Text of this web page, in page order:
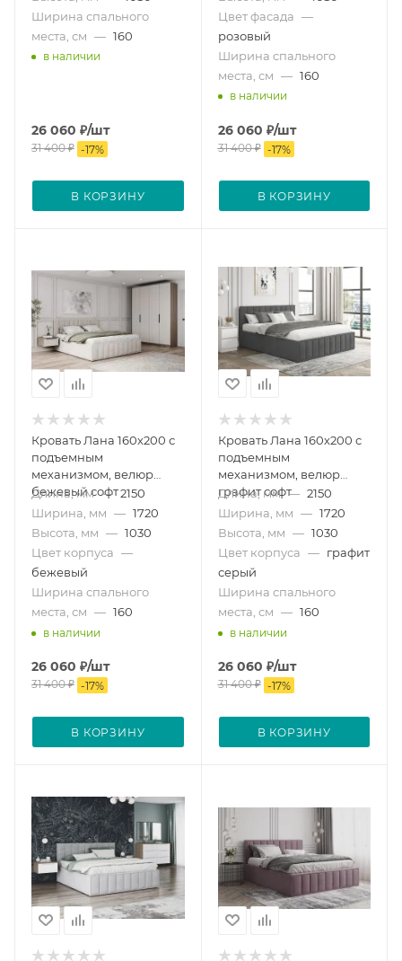
Ширина спального
места, см — 160
в наличии
26 060 ₽/шт
31 400₽ -17%
В КОРЗИНУ
Цвет фасада —
розовый
Ширина спального
места, см — 160
в наличии
26 060 ₽/шт
31 400₽ -17%
В КОРЗИНУ
Кровать Лана 160х200 с
подъемным
механизмом, велюр
бежевый софт
Длина, мм — 2150
Ширина, мм — 1720
Высота, мм — 1030
Цвет корпуса —
бежевый
Ширина спального
места, см — 160
в наличии
26 060 ₽/шт
31 400₽ -17%
В КОРЗИНУ
Кровать Лана 160х200 с
подъемным
механизмом, велюр
графит софт
Длина, мм — 2150
Ширина, мм — 1720
Высота, мм — 1030
Цвет корпуса — графит
серый
Ширина спального
места, см — 160
в наличии
26 060 ₽/шт
31 400₽ -17%
В КОРЗИНУ